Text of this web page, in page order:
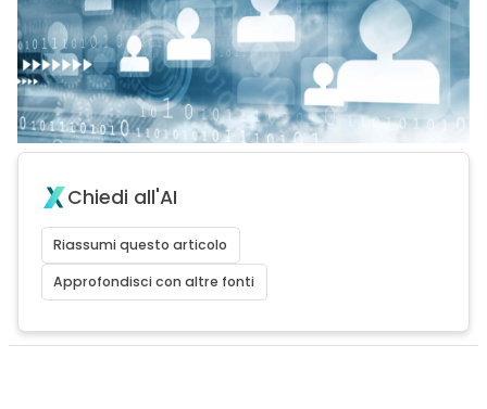
Chiedi all'AI
Riassumi questo articolo
Approfondisci con altre fonti